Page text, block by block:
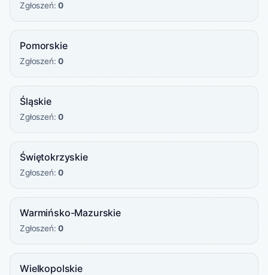
Zgłoszeń:0
Pomorskie
Zgłoszeń:0
Śląskie
Zgłoszeń:0
Świętokrzyskie
Zgłoszeń:0
Warmińsko-Mazurskie
Zgłoszeń:0
Wielkopolskie